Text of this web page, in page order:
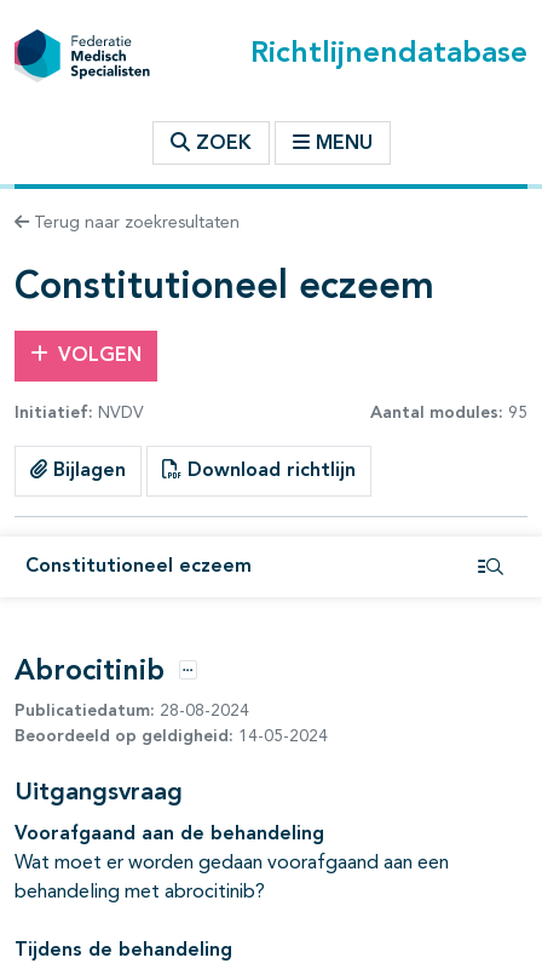
Richtlijnendatabase
ZOEK MENU
Terug naar zoekresultaten
Constitutioneel eczeem
VOLGEN
Initiatief: NVDV Aantal modules: 95
Bijlagen Download richtlijn
Constitutioneel eczeem
binnen deze richtlijn
open- en dichtklappen
open- en dichtklappen
open- en dichtklappen
open- en dichtklappen
Abrocitinib Opties
Publicatiedatum: 28-08-2024
Beoordeeld op geldigheid: 14-05-2024
Uitgangsvraag
Voorafgaand aan de behandeling
Wat moet er worden gedaan voorafgaand aan een
behandeling met abrocitinib?
Tijdens de behandeling